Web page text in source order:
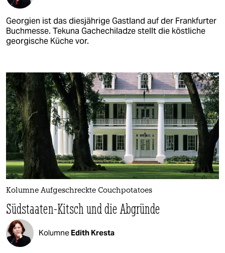
Georgien ist das diesjährige Gastland auf der Frankfurter
Buchmesse. Tekuna Gachechiladze stellt die köstliche
georgische Küche vor.
Kolumne Aufgeschreckte Couchpotatoes
Südstaaten-Kitsch und die Abgründe
Kolumne Edith Kresta